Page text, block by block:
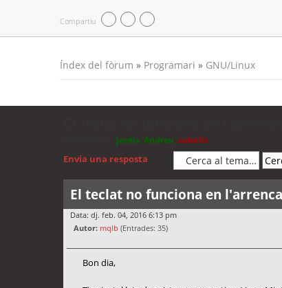
Compartiu
Índex del fòrum » Programari » GNU/Linux
jordis Andreu cubells
Envia una resposta
El teclat no funciona en
Data: dj. feb. 04, 2016 6:13 pm
Autor: mqlb (Entrades: 35)
Bon dia,